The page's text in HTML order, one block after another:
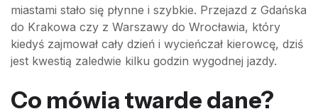
miastami stało się płynne i szybkie. Przejazd z Gdańska
do Krakowa czy z Warszawy do Wrocławia, który
kiedyś zajmował cały dzień i wycieńczał kierowcę, dziś
jest kwestią zaledwie kilku godzin wygodnej jazdy.
Co mówią twarde dane?